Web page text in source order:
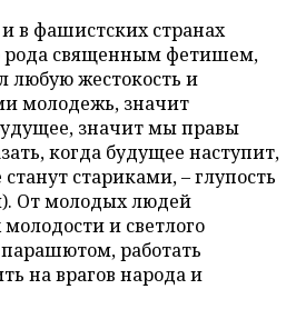
в фашистских странах
рода священным фетишем,
любую жестокость и
молодежь, значит
значит мы правы
когда будущее наступит,
стариками, – глупость
От молодых людей
и светлого
работать
на врагов народа и